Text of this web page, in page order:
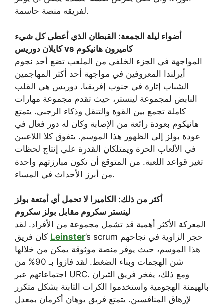
لفريقه منصة حاسمة.
أضواء ليلة الجمعة: القبطان الذي أعطى كل شيء
كايلان دوريس vs كاميرون هانيكوم
المواجهة في الجزء الخلفي من الملعب تضع أحد نجوم
أيرلندا المعروفين في مواجهة أحد أكثر المهاجمين
الشباب إثارة في جنوب إفريقيا. دوريس هي القلب
النابض لمجموعة لينستر، حيث تقدم مجموعة مهارات
كاملة تجمع بين القوة والتنقل وذكاء الرجبي. يتمتع
هانيكوم بعودة رائعة من الإصابة وكان له دور فعال في
عودة بولز إلى الظهور هذا الموسم. يتفوق كلا اللاعبين
في الألعاب الحرة ويمتلكان القدرة على إنتاج لحظات
تغير قواعد اللعبة. من المتوقع أن تكون مبارزتهم واحدة
من أبرز الأحداث في المساء.
أكثر من ذلك: الكاميرا لا تحمل أي أمتعة بولز
لينستر سكروم مقابل بولز سكروم
المعركة الأكثر أهمية قد تشمل مجموعة من الأفراد. لقد
Leinster’s scrum حجر الزاوية في نجاحهم
هذا الموسم، حيث يوفر منصة موثوقة يمكن من خلالها
شن الهجمات وبناء الضغط. لقد فازوا بـ 90% من
اجتماعاتهم عبر URC. ومع ذلك، يفخر فريق الثيران
بالهيمنة الهجومية واستخدموا الكرات الثابتة بشكل متكرر
لإرهاق المنافسين. يتمتع فريق يوهان أكرمان بمعدل